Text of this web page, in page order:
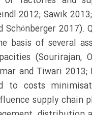
2012; Sawik
Schönberger
basis of several
(Sourirajan,
and Tiwari
to costs
supply chain